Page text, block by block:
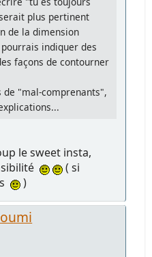
plus pertinent
de la dimension
indiquer des
façons de contourner
de "mal-comprenants",
le sweet insta,
( si
)